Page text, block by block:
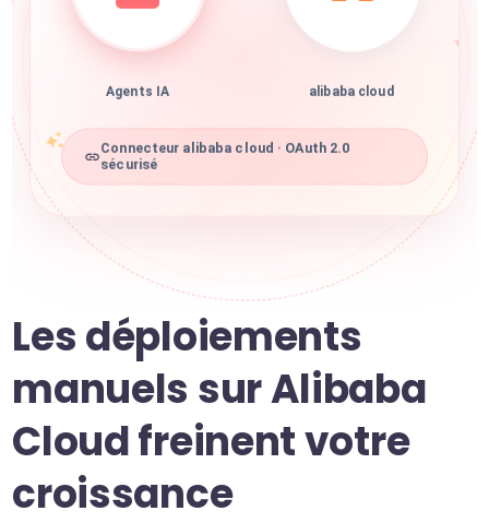
Agents IA alibaba cloud
Connecteur alibaba cloud · OAuth 2.0
sécurisé
Les déploiements
manuels sur Alibaba
Cloud freinent votre
croissance